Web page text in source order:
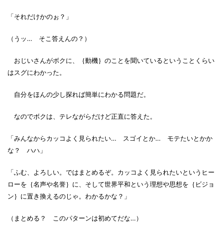
「それだけかのぉ？」
（うッ… そこ答えんの？）
おじいさんがボクに、｛動機｝のことを聞いているということくらい
はスグにわかった。
自分をほんの少し探れば簡単にわかる問題だ。
なのでボクは、テレながらだけど正直に答えた。
「みんなからカッコよく見られたい… スゴイとか… モテたいとかか
な？ ハハ」
「ふむ、よろしい。ではまとめるぞ。カッコよく見られたいというヒー
ローを｛名声や名誉｝に、そして世界平和という理想や思想を｛ビジョ
ン｝に置き換えるのじゃ。わかるかな？」
（まとめる？ このパターンは初めてだな…）